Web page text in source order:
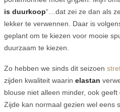
is duurkoop“…dat zei ze dan als
lekker te verwennen. Daar is
geplant om te kiezen voor mooie
duurzaam te kiezen.
Zo hebben we sinds dit seizoen
zijden kwaliteit waarin elastan
blouse niet alleen minder, ook
Zijde kan normaal gezien wel eens